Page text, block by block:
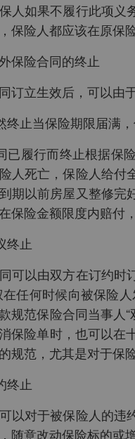
人如果不履行此项义
保险人都应该在原保
保险合同的终止
订立生效后，可以由
终止当保险期限届满
已履行而终止根据保
人死亡，保险人给付
期以前房屋又整修完
保险金额限度内赔付
终止
可以由双方在订约时
在任何时候向被保险
规范保险合同当事人
保险单时，也可以在
规范，尤其是对于保
终止
以对于被保险人的违
随意改动保险标的或